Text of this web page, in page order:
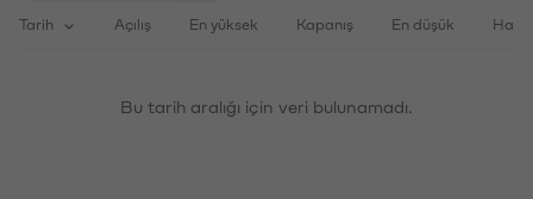
Tarih Açılış En yüksek Kapanış En düşük
Bu tarih aralığı için veri bulunamadı.